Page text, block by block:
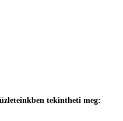
tekintheti meg: